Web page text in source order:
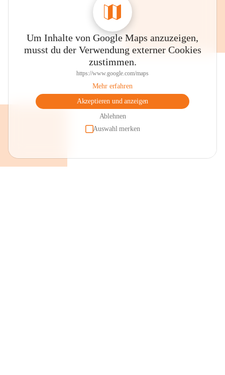
Um Inhalte von Google Maps anzuzeigen,
musst du der Verwendung externer Cookies
zustimmen.
https://www.google.com/maps
Mehr erfahren
Akzeptieren und anzeigen
Ablehnen
Auswahl merken